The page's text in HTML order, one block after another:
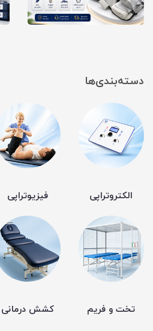
دسته‌بندی‌ها
الکتروتراپی فیزیوتراپی
تخت و فریم کشش درمانی